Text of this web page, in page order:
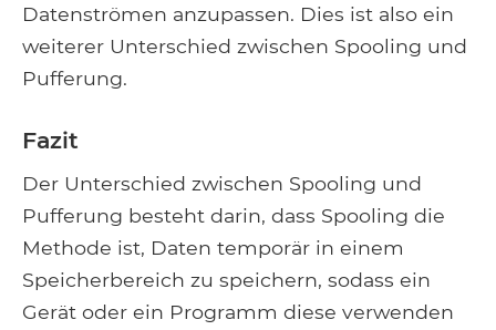
Datenströmen anzupassen. Dies ist also ein
weiterer Unterschied zwischen Spooling und
Pufferung.
Fazit
Der Unterschied zwischen Spooling und
Pufferung besteht darin, dass Spooling die
Methode ist, Daten temporär in einem
Speicherbereich zu speichern, sodass ein
Gerät oder ein Programm diese verwenden